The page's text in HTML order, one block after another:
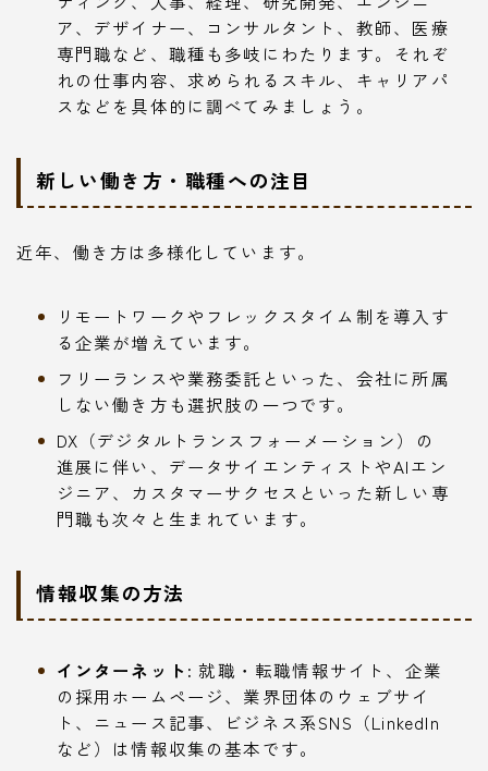
ア、デザイナー、コンサルタント、教師、医療
専門職など、職種も多岐にわたります。それぞ
れの仕事内容、求められるスキル、キャリアパ
スなどを具体的に調べてみましょう。
新しい働き方・職種への注目
近年、働き方は多様化しています。
リモートワークやフレックスタイム制を導入す
る企業が増えています。
フリーランスや業務委託といった、会社に所属
しない働き方も選択肢の一つです。
DX（デジタルトランスフォーメーション）の
進展に伴い、データサイエンティストやAIエン
ジニア、カスタマーサクセスといった新しい専
門職も次々と生まれています。
情報収集の方法
インターネット: 就職・転職情報サイト、企業
の採用ホームページ、業界団体のウェブサイ
ト、ニュース記事、ビジネス系SNS（LinkedIn
など）は情報収集の基本です。